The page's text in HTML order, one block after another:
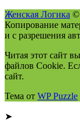
Женская Логика ©
Копирование
и с разрешения
Читая этот сайт
файлов Cookie.
сайт.
Тема от WP Puzzle
➤